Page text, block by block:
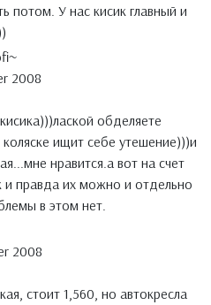
потом. У нас кисик главный и
2008
обделяете
коляске ищит себе утешение)))и
нравится.а вот на счет
и правда их можно и отдельно
в этом нет.
2008
стоит 1,560, но автокресла